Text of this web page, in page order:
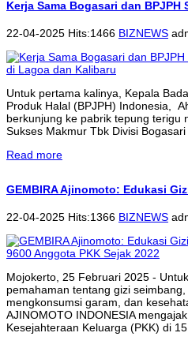
Kerja Sama Bogasari dan
22-04-2025 Hits:1466 BIZNEWS
Untuk pertama kalinya, Kepala
Produk Halal (BPJPH) Indonesia,
berkunjung ke pabrik tepung terigu
Sukses Makmur Tbk Divisi Bogasari
Read more
GEMBIRA Ajinomoto: Edukasi
22-04-2025 Hits:1366 BIZNEWS
Mojokerto, 25 Februari 2025 -
pemahaman tentang gizi
mengkonsumsi garam, dan
AJINOMOTO INDONESIA
Kesejahteraan Keluarga (PKK) di